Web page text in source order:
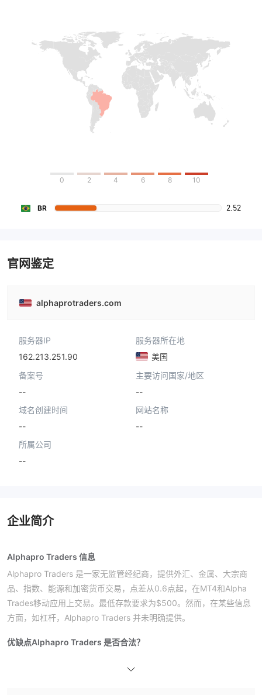
0 2 4 6 8 10
BR 2.52
官网鉴定
alphaprotraders.com
服务器IP
162.213.251.90
服务器所在地
美国
备案号
--
主要访问国家/地区
--
域名创建时间
--
网站名称
--
所属公司
--
企业简介
Alphapro Traders 信息
Alphapro Traders 是一家无监管经纪商，提供外汇、金属、大宗商
品、指数、能源和加密货币交易，点差从0.6点起，在MT4和Alpha
Trades移动应用上交易。最低存款要求为$500。然而，在某些信息
方面，如杠杆，Alphapro Traders 并未明确提供。
优缺点Alphapro Traders 是否合法？